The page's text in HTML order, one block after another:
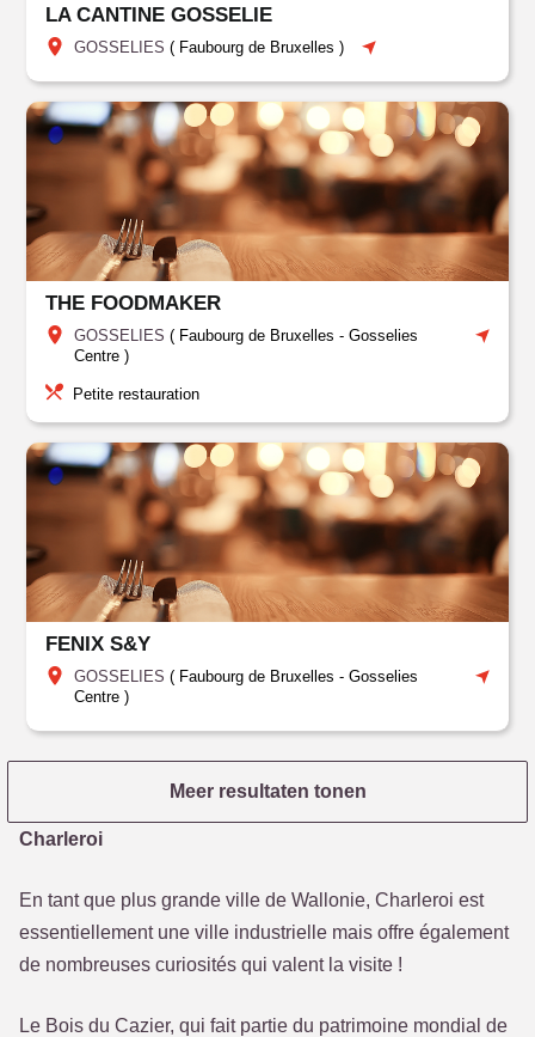
LA CANTINE GOSSELIE
GOSSELIES ( Faubourg de Bruxelles )
THE FOODMAKER
GOSSELIES ( Faubourg de Bruxelles - Gosselies
Centre )
Petite restauration
FENIX S&Y
GOSSELIES ( Faubourg de Bruxelles - Gosselies
Centre )
Meer resultaten tonen
Charleroi
En tant que plus grande ville de Wallonie, Charleroi est
essentiellement une ville industrielle mais offre également
de nombreuses curiosités qui valent la visite !
Le Bois du Cazier, qui fait partie du patrimoine mondial de